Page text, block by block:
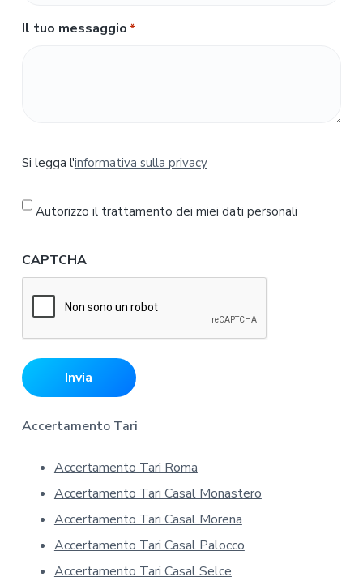
Il tuo messaggio *
i
e
g
a
i
f
o
m
Si legga l'informativa sulla privacy
Autorizzo il trattamento dei miei dati personali
CAPTCHA
Accertamento Tari
Accertamento Tari Roma
Accertamento Tari Casal Monastero
Accertamento Tari Casal Morena
Accertamento Tari Casal Palocco
Accertamento Tari Casal Selce